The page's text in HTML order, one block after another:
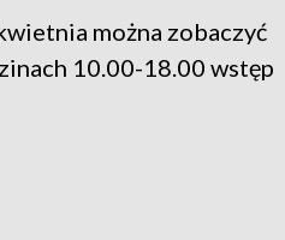
można zobaczyć
10.00-18.00 wstęp